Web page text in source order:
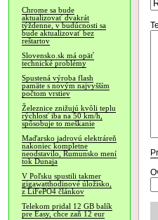
Chrome sa bude
aktualizovať dvakrát
týždenne, v budúcnosti sa
bude aktualizovať bez
reštartov
Slovensko.sk má opäť
technické problémy
Spustená výroba flash
pamäte s novým najvyšším
počtom vrstiev
Železnice znižujú kvôli teplu
rýchlosť iba na 50 km/h,
spôsobuje to meškanie
Maďarsko jadrovú elektráreň
nakoniec kompletne
neodstavilo, Rumunsko mení
tok Dunaja
V Poľsku spustili takmer
gigawatthodinové úložisko,
z LiFePO4 článkov
Telekom pridal 12 GB balík
pre Easy, chce zaň 12 eur